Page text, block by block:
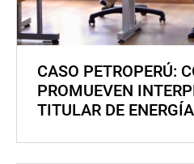
CASO PETROPERÚ:
PROMUEVEN
TITULAR DE